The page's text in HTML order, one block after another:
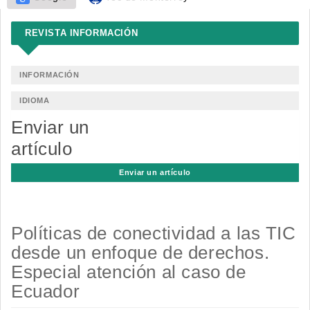
REVISTA INFORMACIÓN
INFORMACIÓN
IDIOMA
Enviar un
artículo
Enviar un artículo
Políticas de conectividad a las TIC
desde un enfoque de derechos.
Especial atención al caso de
Ecuador